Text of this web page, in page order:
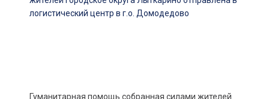
Гуманитарная помощь собранная силами жителей